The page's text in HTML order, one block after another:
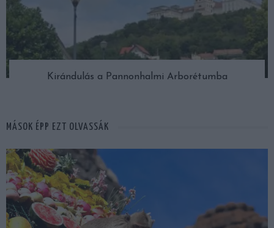
Kirándulás a Pannonhalmi Arborétumba
MÁSOK ÉPP EZT OLVASSÁK